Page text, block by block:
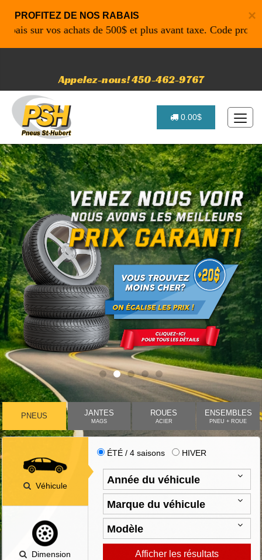
×
PROFITEZ DE NOS RABAIS
vos achats de 500$ et plus avant taxe. Code promo:
Appelez-nous! 450-462-9767
0.00$
PNEUS JANTES
MAGS
ROUES
ACIER
ENSEMBLES
PNEU + ROUE
Véhicule
Dimension
ÉTÉ / 4 saisons HIVER
Afficher les résultats